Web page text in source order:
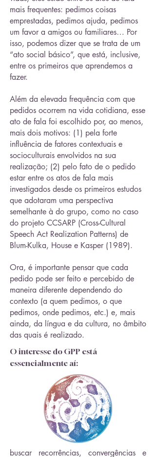
mais frequentes: pedimos coisas
emprestadas, pedimos ajuda, pedimos
um favor a amigos ou familiares… Por
isso, podemos dizer que se trata de um
“ato social básico”, que está, inclusive,
entre os primeiros que aprendemos a
fazer.
Além da elevada frequência com que
pedidos ocorrem na vida cotidiana, esse
ato de fala foi escolhido por, ao menos,
mais dois motivos: (1) pela forte
influência de fatores contextuais e
socioculturais envolvidos na sua
realização; (2) pelo fato de o pedido
estar entre os atos de fala mais
investigados desde os primeiros estudos
que adotaram uma perspectiva
semelhante à do grupo, como no caso
do projeto CCSARP (Cross-Cultural
Speech Act Realization Patterns) de
Blum-Kulka, House e Kasper (1989).
Ora, é importante pensar que cada
pedido pode ser feito e percebido de
maneira diferente dependendo do
contexto (a quem pedimos, o que
pedimos, onde pedimos, etc.) e, mais
ainda, da língua e da cultura, no âmbito
das quais é realizado.
O interesse do GPP está
essencialmente aí:​
buscar recorrências, convergências e